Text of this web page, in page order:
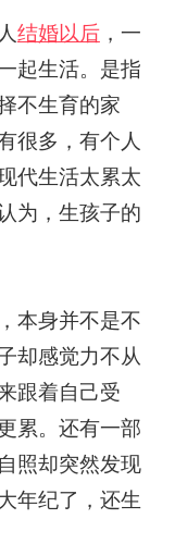
结婚以后，一
起生活。是指
不生育的家
很多，有个人
代生活太累太
为，生孩子的
本身并不是不
却感觉力不从
跟着自己受
累。还有一部
照却突然发现
年纪了，还生